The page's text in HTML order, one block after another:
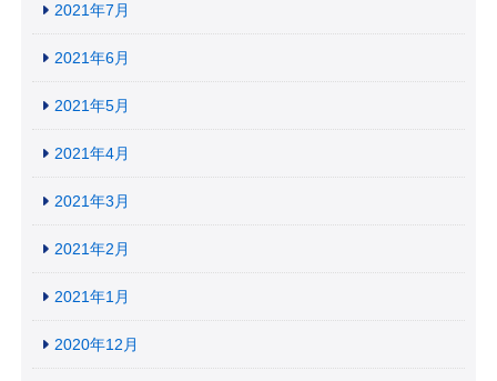
2021年7月
2021年6月
2021年5月
2021年4月
2021年3月
2021年2月
2021年1月
2020年12月